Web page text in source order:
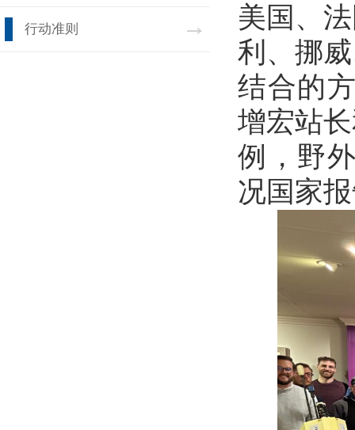
行动准则
美国、
利、挪
结合的
增宏站
例，野
况国家